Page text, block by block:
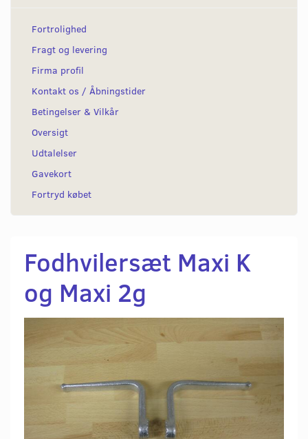
Fortrolighed
Fragt og levering
Firma profil
Kontakt os / Åbningstider
Betingelser & Vilkår
Oversigt
Udtalelser
Gavekort
Fortryd købet
Fodhvilersæt Maxi K
og Maxi 2g